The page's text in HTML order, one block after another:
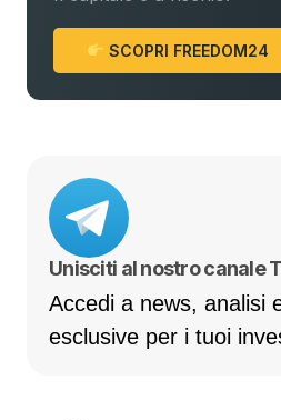
SCOPRI FREEDOM24
Unisciti al nostro canale
Accedi a news, analisi
esclusive per i tuoi